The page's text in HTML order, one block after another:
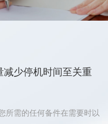
少停机时间至关重
所需的任何备件在需要时以